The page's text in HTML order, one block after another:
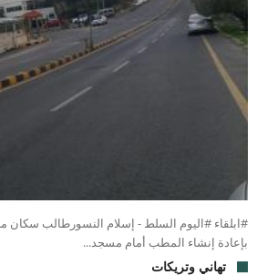
#ابلقاء #اليوم السلط - إسلام النسورطالب سكان
بإعادة إنشاء المطب أمام مسجد...
تهاني وتريكات